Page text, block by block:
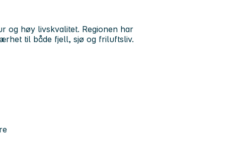
og høy livskvalitet. Regionen har
til både fjell, sjø og friluftsliv.